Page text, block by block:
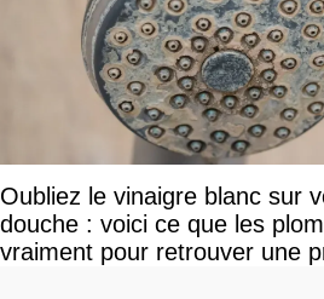
Oubliez le vinaigre blanc sur
douche : voici ce que les
vraiment pour retrouver une